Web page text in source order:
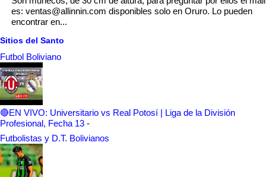
es: ventas@allinnin.com disponibles solo en Oruro. Lo pueden
encontrar en...
Sitios del Santo
Futbol Boliviano
🔴EN VIVO: Universitario vs Real Potosí | Liga de la División
Profesional, Fecha 13 -
Futbolistas y D.T. Bolivianos